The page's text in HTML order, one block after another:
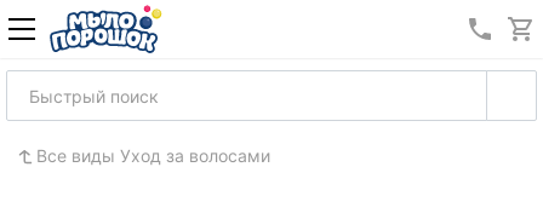
8
Все виды Уход за волосами